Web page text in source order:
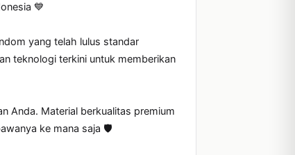
💙
yang telah lulus standar
teknologi terkini untuk memberikan
Anda. Material berkualitas premium
ke mana saja 🛡️